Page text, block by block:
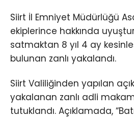
Siirt İl Emniyet Müdürlüğü
ekiplerince hakkında
satmaktan 8 yıl 4 ay
bulunan zanlı yakalandı.
Siirt Valiliğinden yapılan
yakalanan zanlı adli
tutuklandı. Açıklamada,